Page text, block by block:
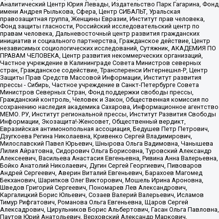
Аналитический Центр Юрия Левады, Издательство Парк Гагарина, Фонд
имени Андрея Рылькова, Сфера, Центр СИБАЛЬТ, Уральская
правозащитная группа, Женщины Евразии, Институт прав человека,
Фонд защиты гласности, Российский исследовательский центр по
правам человека, Дальневосточный центр развития гражданских
инициатив и социального партнерства, Гражданское действие, Центр
независимых социологических исследований, Сутяжник, АКАДЕМИЯ ПО
ПРАВАМ ЧЕЛОВЕКА, Центр развития некоммерческих организаций,
Частное учреждение в Калининграде Совета Министров северных
стран, Гражданское содействие, Трансперенси Интернешнл-Р, Центр
Защиты Прав Средств Массовой Информации, Институт развития
прессы - Сибирь, Частное учреждение в Санкт-Петербурге Совета
Министров Северных Стран, Фонд поддержки свободы прессы,
Гражданский контроль, Человек и Закон, Общественная комиссия по
сохранению наследия академика Сахарова, Информационное агентство
МЕМО. РУ, Институт региональной прессы, Институт Развития Свободы
Информации, Экозащита!-Женсовет, Общественный вердикт,
Евразийская антимонопольная ассоциация, Бедушев Петр Петрович,
Дзугкоева Регина Николаевна, Кривенко Сергей Владимирович,
Милославский Павел Юрьевич, Шнырова Ольга Вадимовна, Чанышева
Лилия Айратовна, Сидорович Ольга Борисовна, Туровский Александр
Алексеевич, Васильева Анастасия Евгеньевна, Ривина Анна Валерьевна,
Бойко Анатолий Николаевич, Дугин Сергей Георгиевич, Пивоваров
Андрей Сергеевич, Аверин Виталий Евгеньевич, Барахоев Магомед
Бекханович, Шарипков Олег Викторович, Мошель Ирина Ароновна,
Шведов Григорий Сергеевич, Пономарев Лев Александрович,
Каргалицкий Борис Юльевич, Созаев Валерий Валерьевич, Исламов
Тимур Рифгатович, Романова Ольга Евгеньевна, Щаров Сергей
Алексадрович, Цирульников Борис Альбертович, Гасан Ольга Павловна,
Паутов Юрий Анатольевич, Верховский Александр Маркович,